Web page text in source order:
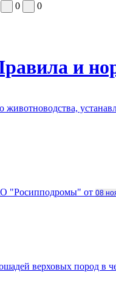
0 0
и
животноводства,
"Росипподромы" от 08
верховых пород в